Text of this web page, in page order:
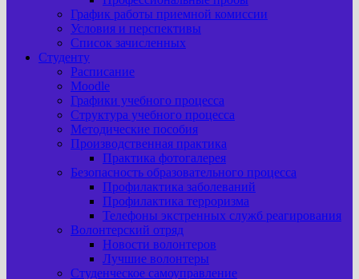
График работы приемной комиссии
Условия и перспективы
Список зачисленных
Студенту
Расписание
Moodle
Графики учебного процесса
Структура учебного процесса
Методические пособия
Производственная практика
Практика фотогалерея
Безопасность образовательного процесса
Профилактика заболеваний
Профилактика терроризма
Телефоны экстренных служб реагирования
Волонтерский отряд
Новости волонтеров
Лучшие волонтеры
Студенческое самоуправление